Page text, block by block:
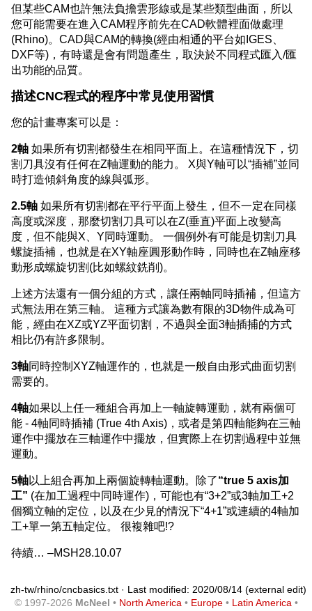
但某些CAM也許無法負擔雲形線或是某些類型曲面，所以
您可能需要在進入CAM程序前先在CAD軟體裡面做處理
(Rhino)。CAD與CAM的轉換(經由相通的平台如IGES、
DXF等)，有時還是會有問題產生，取決於不同程式匯入/匯
出功能的品質。
描述CNC程式的程序中常見使用習慣
您的計畫專案可以是：
2軸 如果所有切割都發生在相同平面上。在這種情況下，切
割刀具沒有任何在Z軸運動的能力。 X與Y軸可以“插補”並同
時打造傾斜角度的線與弧形。
2.5軸 如果所有切割都在平行平面上發生，但不一定在同樣
高度或深度，那麼切割刀具可以在Z(垂直)平面上改變高
度，但不能與X、Y同時運動。 一個例外有可能是切割刀具
螺旋插補，也就是在XY軸座圓形動作時，同時也在Z軸座移
動形成螺旋切割(比如螺紋銑削)。
上述方法還有一個分組的方式，讓任兩軸同時插補，但這方
式無法用在第三軸。 這種方式讓為數有限的3D物件成為可
能，經由在XZ或YZ平面切割，不過與全面3軸插捕的方式
相比仍有許多限制。
3軸同時控制XYZ軸運作的，也就是一般自由形式曲面切割
需要的。
4軸如果以上任一種組合再加上一軸旋轉運動，就有兩個可
能 - 4軸同時插補 (True 4th Axis)，或者是第四軸能夠在三軸
運作中擺放在三軸運作中擺放，但實際上在切割過程中並無
運動。
5軸以上組合再加上兩個旋轉軸運動。除了“true 5 axis加
工” (在加工過程中同時運作)，可能也有“3+2”或3軸加工+2
個獨立軸的定位，以及在少見的情況下“4+1”或連續的4軸加
工+單一第五軸定位。 很複雜吧!?
待續… –MSH28.10.07
zh-tw/rhino/cncbasics.txt · Last modified: 2020/08/14 (external edit)
© 1997-2026 McNeel • North America • Europe• Latin America •